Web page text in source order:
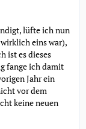
lüfte ich nun
eins war),
ist es dieses
fange ich damit
Jahr ein
vor dem
keine neuen